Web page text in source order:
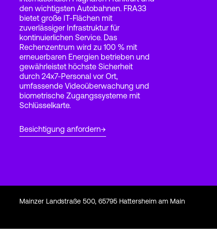
Login
den wichtigsten Autobahnen. FRA33
bietet große IT-Flächen mit
zuverlässiger Infrastruktur für
kontinuierlichen Service. Das
Rechenzentrum wird zu 100 % mit
erneuerbaren Energien betrieben und
gewährleistet höchste Sicherheit
durch 24x7-Personal vor Ort,
umfassende Videoüberwachung und
biometrische Zugangssysteme mit
Schlüsselkarte.
Besichtigung anfordern
Mainzer Landstraße 500, 65795 Hattersheim am Main